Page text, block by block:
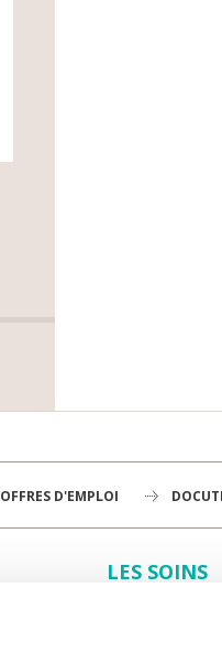
OFFRES D'EMPLOI
LES SOINS